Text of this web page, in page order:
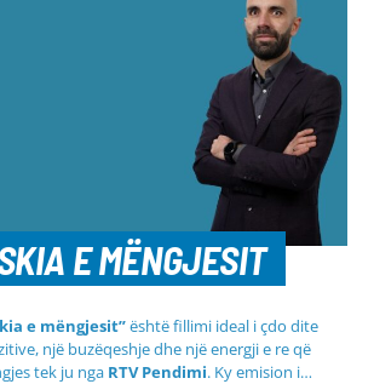
E MËNGJESIT
e mëngjesit”është fillimi ideal i çdo dite
një buzëqeshje dhe një energji e re që
tek ju nga RTV Pendimi. Ky emision i